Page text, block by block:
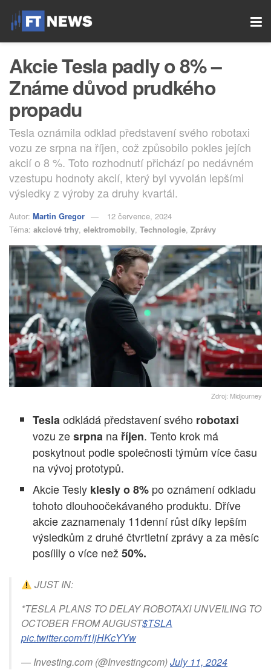
Akcie Tesla padly o 8% –
Známe důvod prudkého
propadu
Tesla oznámila odklad představení svého robotaxi
vozu ze srpna na říjen, což způsobilo pokles jejích
akcií o 8 %. Toto rozhodnutí přichází po nedávném
vzestupu hodnoty akcií, který byl vyvolán lepšími
výsledky z výroby za druhy kvartál.
Autor: Martin Gregor
12 července, 2024
Téma: akciové trhy, elektromobily, Technologie, Zprávy
Zdroj: Midjourney
Teslaodkládá představení svého robotaxi
vozu zesrpna naříjen. Tento krok má
poskytnout podle společnosti týmům více času
na vývoj prototypů.
Akcie Tesly klesly o 8%po oznámení odkladu
tohoto dlouhoočekávaného produktu. Dříve
akcie zaznamenaly 11denní růst díky lepším
výsledkům z druhé čtvrtletní zprávy a za měsíc
posílily o více než50%.
JUST IN:
*TESLA PLANS TO DELAY ROBOTAXI UNVEILING TO
OCTOBER FROM AUGUST$TSLA
pic.twitter.com/f1ljHKcYYw
— Investing.com (@Investingcom)July 11, 2024